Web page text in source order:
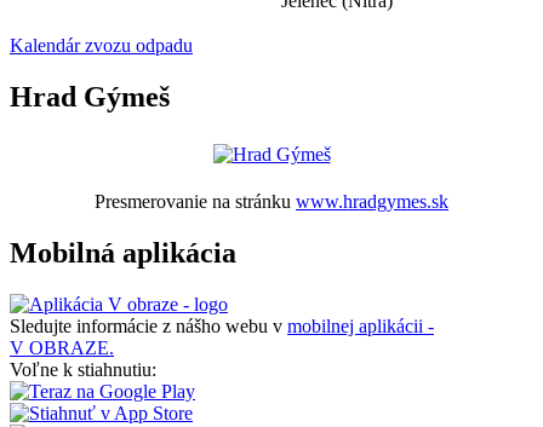
Kalendár zvozu odpadu
Hrad Gýmeš
Presmerovanie na stránku www.hradgymes.sk
Mobilná aplikácia
Sledujte informácie z nášho webu v mobilnej aplikácii -
V OBRAZE.
Voľne k stiahnutiu: